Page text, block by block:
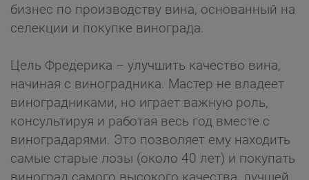
бизнес по производству вина, основанный на
селекции и покупке винограда.
Цель Фредерика – улучшить качество вина,
начиная с виноградника. Мастер не владеет
виноградниками, но играет важную роль,
консультируя и работая весь год вместе с
виноградарями. Это позволяет ему находить
самые старые лозы (около 40 лет) и покупать
виноград самого высокого качества, лучшей